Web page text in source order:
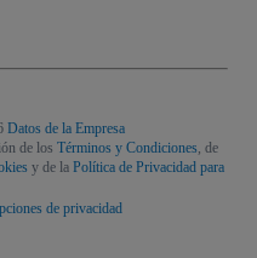
Datos de la Empresa
de los Términos y Condiciones, de
y de la Política de Privacidad para
de privacidad